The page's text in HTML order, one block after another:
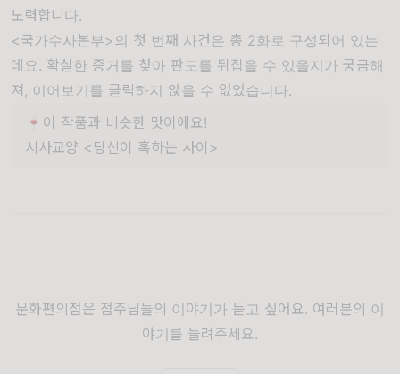
노력합니다.
<국가수사본부>의 첫 번째 사건은 총 2화로 구성되어 있는
데요. 확실한 증거를 찾아 판도를 뒤집을 수 있을지가 궁금해
져, 이어보기를 클릭하지 않을 수 없었습니다.
🍷이 작품과 비슷한 맛이에요!
시사교양 <당신이 혹하는 사이>
문화편의점은 점주님들의 이야기가 듣고 싶어요. 여러분의 이
야기를 들려주세요.